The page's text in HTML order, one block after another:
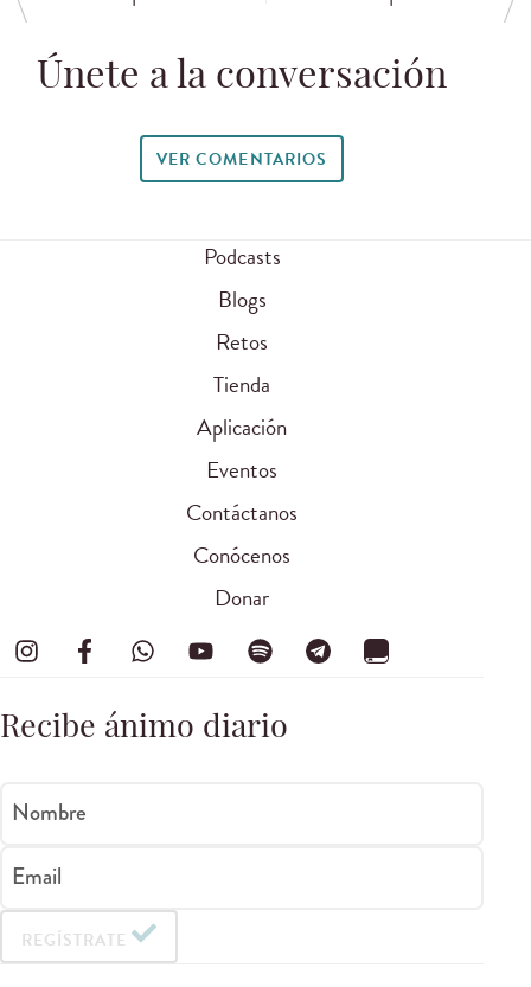
Únete a la conversación
VER COMENTARIOS
Podcasts
Blogs
Retos
Tienda
Aplicación
Eventos
Contáctanos
Conócenos
Donar
Recibe ánimo diario
Nombre
Email
REGÍSTRATE